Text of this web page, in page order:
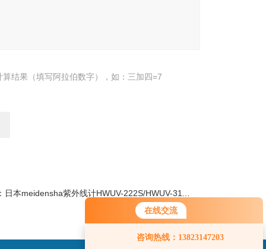
在线交流
咨询热线：13823147203
算结果（填写阿拉伯数字），如：三加四=7
日本meidensha紫外线计HWUV-222S/HWUV-311D LED